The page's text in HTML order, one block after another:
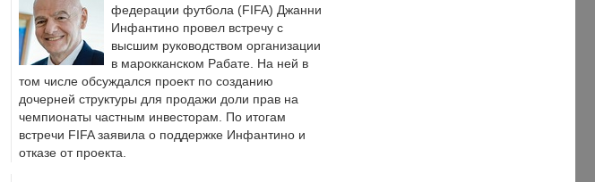
федерации футбола (FIFA) Джанни
Инфантино провел встречу с
высшим руководством организации
в марокканском Рабате. На ней в
том числе обсуждался проект по созданию
дочерней структуры для продажи доли прав на
чемпионаты частным инвесторам. По итогам
встречи FIFA заявила о поддержке Инфантино и
отказе от проекта.